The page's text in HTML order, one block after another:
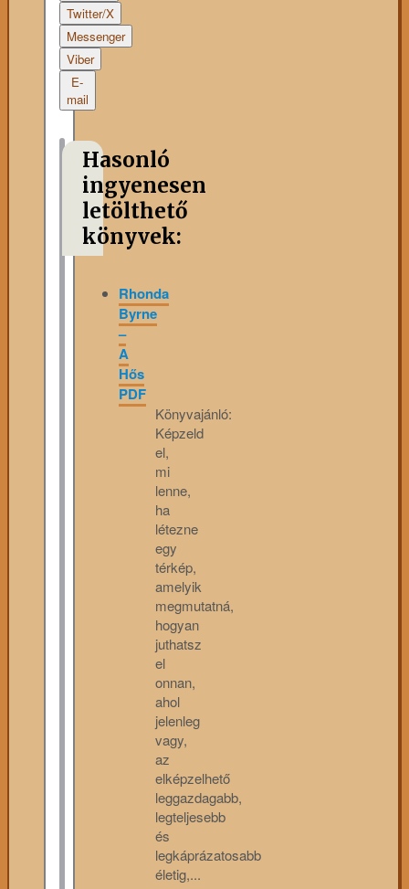
Twitter/X
Messenger
Viber
E-
mail
Hasonló
ingyenesen
letölthető
könyvek:
Rhonda
Byrne
–
A
Hős
PDF
Könyvajánló:
Képzeld
el,
mi
lenne,
ha
létezne
egy
térkép,
amelyik
megmutatná,
hogyan
juthatsz
el
onnan,
ahol
jelenleg
vagy,
az
elképzelhető
leggazdagabb,
legteljesebb
és
legkáprázatosabb
életig,...